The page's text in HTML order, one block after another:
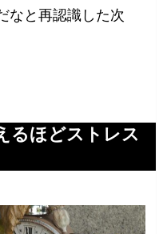
なと再認識した次
るほどストレス